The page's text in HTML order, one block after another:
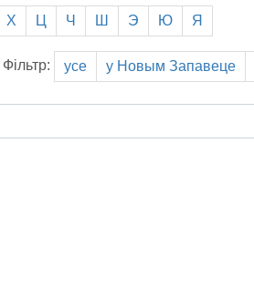
Х Ц Ч Ш Э Ю Я
Фільтр: усе у Новым Запавеце